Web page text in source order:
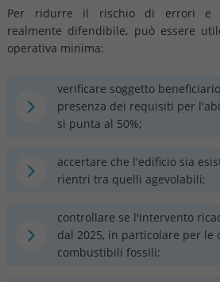
Per ridurre il rischio di errori e
realmente difendibile, può essere
operativa minima:
verificare soggetto
presenza dei requisiti per
si punta al 50%;
accertare che l'edificio sia
rientri tra quelli agevolabili;
controllare se l'intervento
dal 2025, in particolare per le
combustibili fossili;